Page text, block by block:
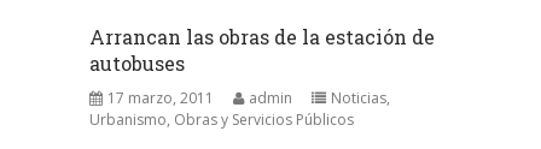
Arrancan las obras de la estación de
autobuses
17 marzo, 2011 admin Noticias,
Urbanismo, Obras y Servicios Públicos